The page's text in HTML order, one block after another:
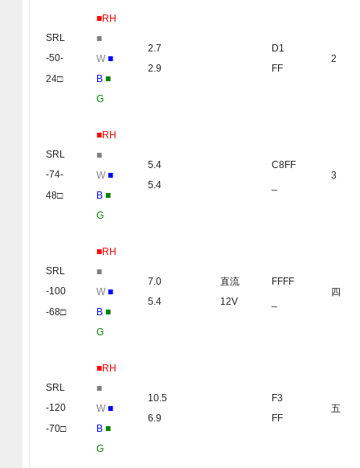
直流
12V
SRL
-50-
24□
■RH
■
W■
B■
G
2.7
2.9
D1
FF
2
SRL
-74-
48□
■RH
■
W■
B■
G
5.4
5.4
C8FF
3
SRL
-100
-68□
■RH
■
W■
B■
G
7.0
5.4
FFFF
四
SRL
-120
-70□
■RH
■
W■
B■
G
10.5
6.9
F3
FF
五